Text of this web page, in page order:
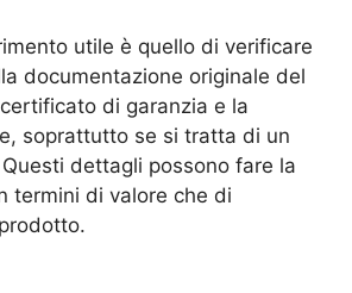
utile è quello di verificare
documentazione originale del
di garanzia e la
soprattutto se si tratta di un
dettagli possono fare la
termini di valore che di